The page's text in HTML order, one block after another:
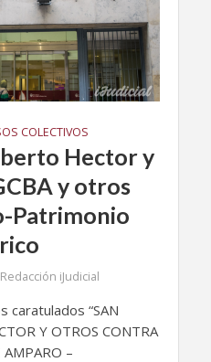
COLECTIVOS
Hector y
y otros
Patrimonio
Redacción iJudicial
caratulados “SAN
Y OTROS CONTRA
AMPARO –